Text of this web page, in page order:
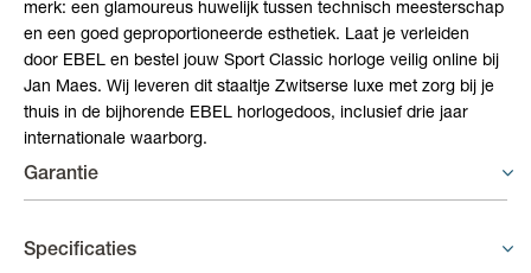
merk: een glamoureus huwelijk tussen technisch meesterschap
en een goed geproportioneerde esthetiek. Laat je verleiden
door EBEL en bestel jouw Sport Classic horloge veilig online bij
Jan Maes. Wij leveren dit staaltje Zwitserse luxe met zorg bij je
thuis in de bijhorende EBEL horlogedoos, inclusief drie jaar
internationale waarborg.
Garantie
Specificaties